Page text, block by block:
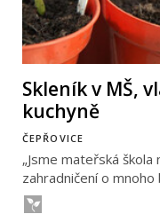
Skleník v MŠ,
kuchyně
ČEPŘOVICE
„Jsme mateřská
zahradničení o